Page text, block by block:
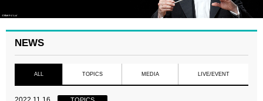
NEWS
ALL TOPICS MEDIA LIVE/EVENT